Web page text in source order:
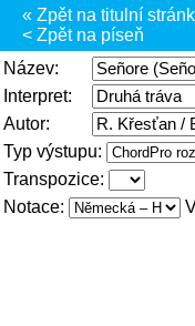
« Zpět na titulní
< Zpět na píseň
Název:
Interpret:
Autor:
Typ výstupu:
Transpozice:
Notace: